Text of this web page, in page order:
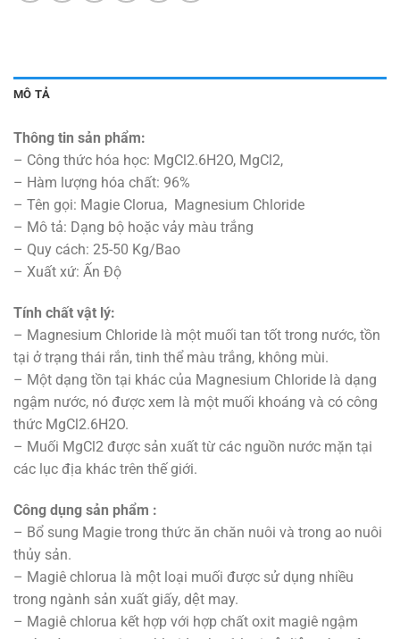
MÔ TẢ
Thông tin sản phẩm:
– Công thức hóa học: MgCl2.6H2O, MgCl2,
– Hàm lượng hóa chất: 96%
– Tên gọi: Magie Clorua, Magnesium Chloride
– Mô tả: ​Dạng bộ hoặc vảy màu trắng
– Quy cách: 25-50 Kg/Bao
– Xuất xứ: Ấn Độ
Tính chất vật lý:
– Magnesium Chloride là một muối tan tốt trong nước, tồn
tại ở trạng thái rắn, tinh thể màu trắng, không mùi.
– Một dạng tồn tại khác của Magnesium Chloride là dạng
ngậm nước, nó được xem là một muối khoáng và có công
thức MgCl2.6H2O.
– Muối MgCl2 được sản xuất từ các nguồn nước mặn tại
các lục địa khác trên thế giới.
Công dụng sản phẩm :
– Bổ sung Magie trong thức ăn chăn nuôi và trong ao nuôi
thủy sản.
– Magiê chlorua là một loại muối được sử dụng nhiều
trong ngành sản xuất giấy, dệt may.
– Magiê chlorua kết hợp với hợp chất oxit magiê ngậm